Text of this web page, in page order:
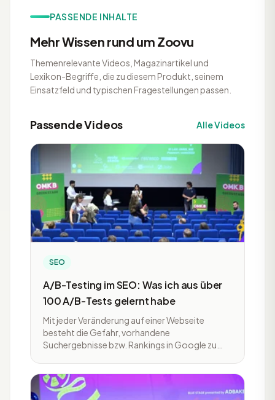
PASSENDE INHALTE
Mehr Wissen rund um Zoovu
Themenrelevante Videos, Magazinartikel und
Lexikon-Begriffe, die zu diesem Produkt, seinem
Einsatzfeld und typischen Fragestellungen passen.
Passende Videos Alle Videos
SEO
A/B-Testing im SEO: Was ich aus über
100 A/B-Tests gelernt habe
Mit jeder Veränderung auf einer Webseite
besteht die Gefahr, vorhandene
Suchergebnisse bzw. Rankings in Google zu
Aussagekräftige und statistisch saubere A/B-
Test sind bei der Conversion-Optimierung